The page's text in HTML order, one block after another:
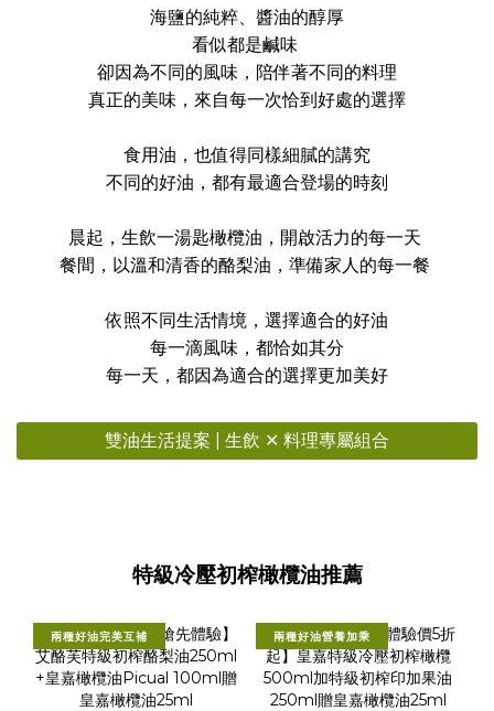
海鹽的純粹、醬油的醇厚
看似都是鹹味
卻因為不同的風味，陪伴著不同的料理
真正的美味，來自每一次恰到好處的選擇
食用油，也值得同樣細膩的講究
不同的好油，都有最適合登場的時刻
晨起，生飲一湯匙橄欖油，開啟活力的每一天
餐間，以溫和清香的酪梨油，準備家人的每一餐
依照不同生活情境，選擇適合的好油
每一滴風味，都恰如其分
每一天，都因為適合的選擇更加美好
雙油生活提案 | 生飲 ✕ 料理專屬組合
特級冷壓初榨橄欖油推薦
兩種好油完美互補 兩種好油營養加乘